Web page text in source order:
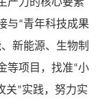
产力的核心要素
与“青年科技成果
新能源、生物制
等项目，找准“小
关”实践，努力实